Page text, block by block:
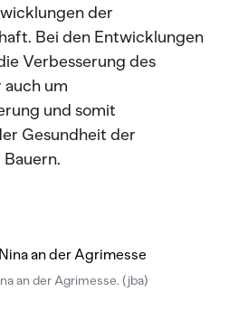
der
Bei den Entwicklungen
Verbesserung des
um
und somit
Gesundheit der
an der Agrimesse. (jba)